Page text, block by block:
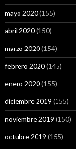
mayo 2020(155)
abril 2020(150)
marzo 2020(154)
febrero 2020(145)
enero 2020(155)
diciembre 2019 (155)
noviembre 2019 (150)
octubre 2019 (155)